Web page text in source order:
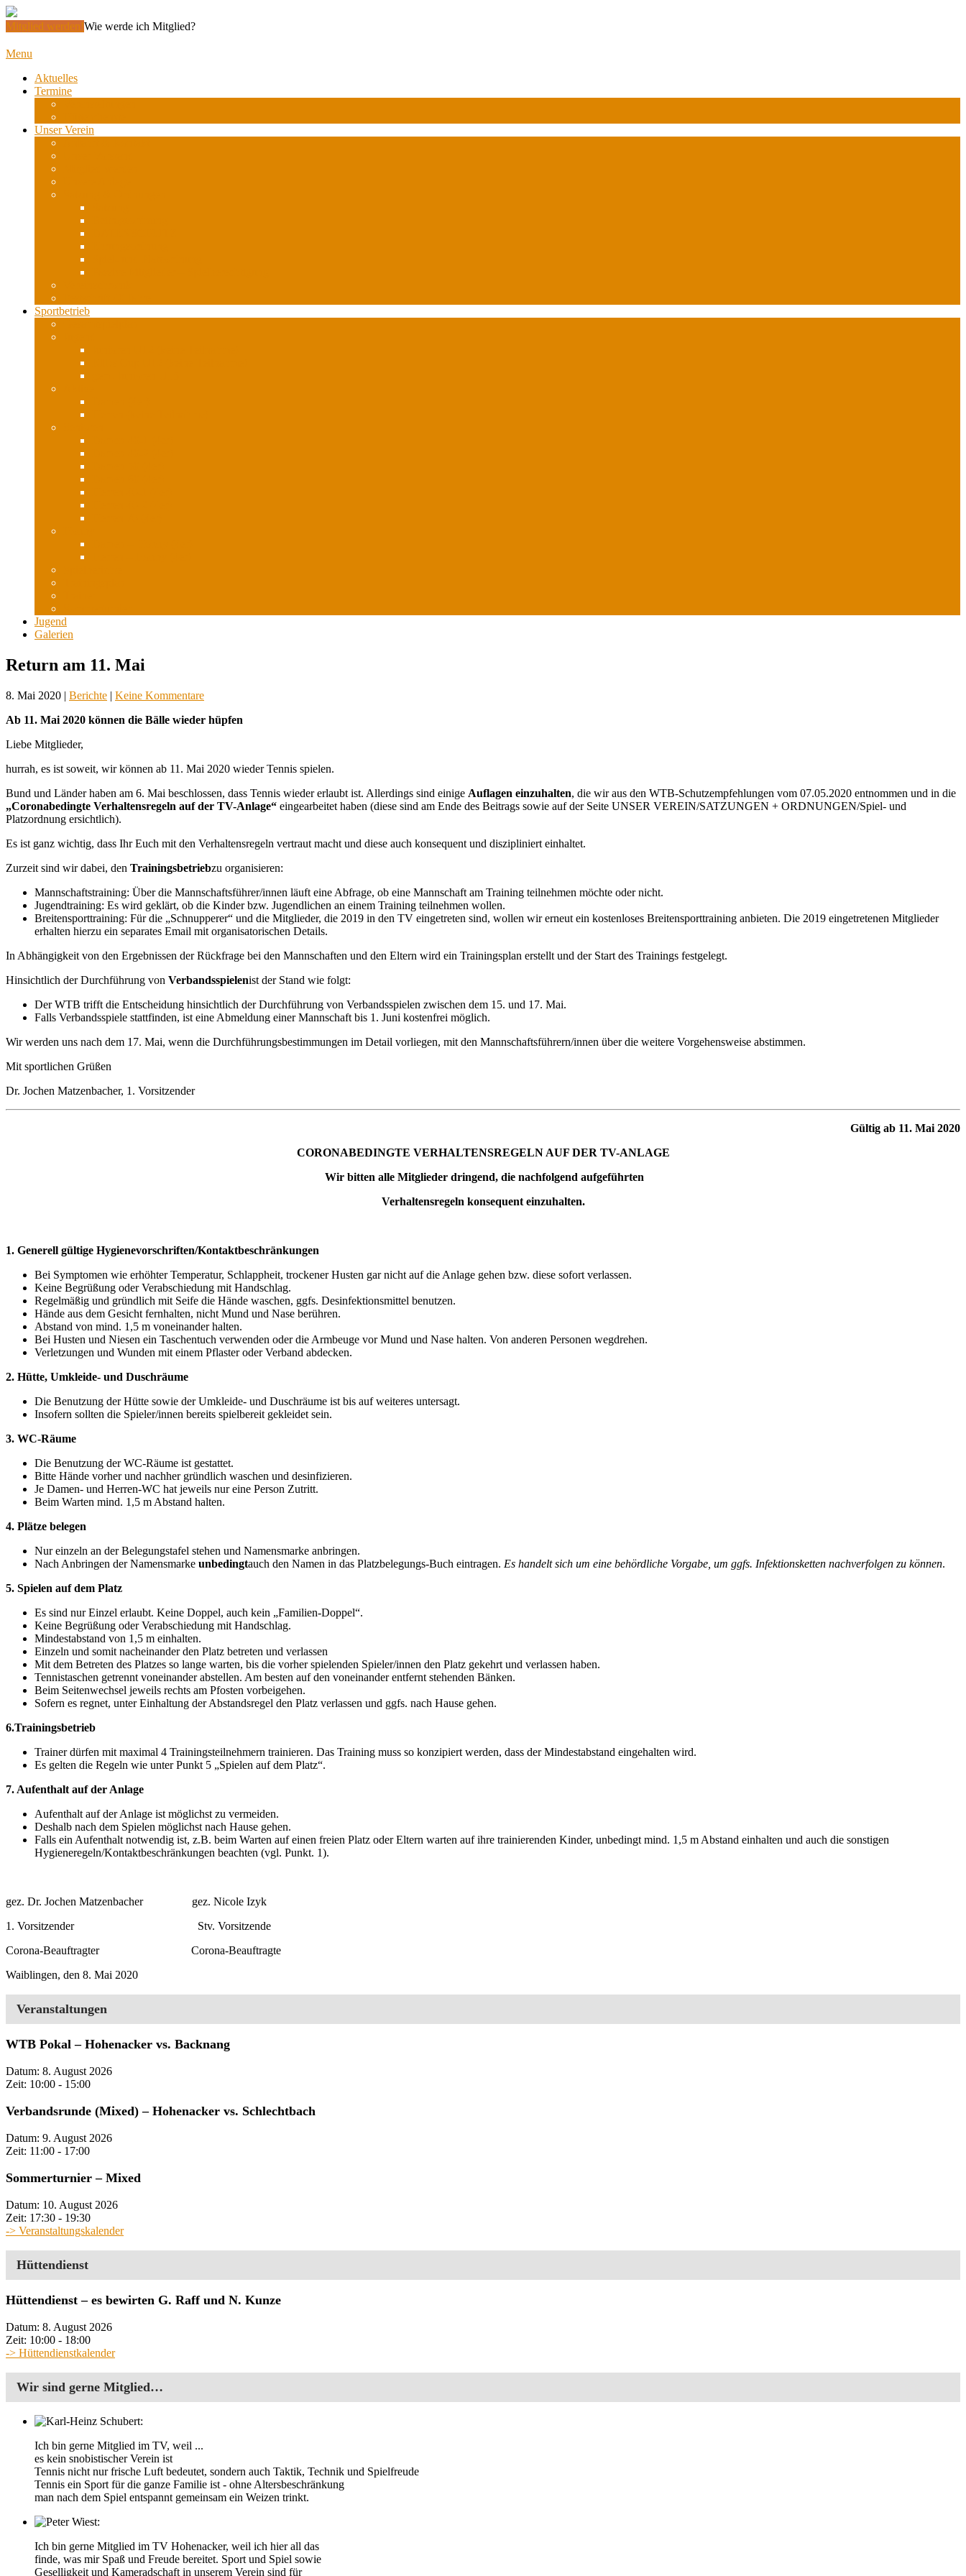
Mitglied werden!Wie werde ich Mitglied?
Menu
Aktuelles
Termine
Unser Verein
Sportbetrieb
Jugend
Galerien
Return am 11. Mai
8. Mai 2020 | Berichte | Keine Kommentare
Ab 11. Mai 2020 können die Bälle wieder hüpfen
Liebe Mitglieder,
hurrah, es ist soweit, wir können ab 11. Mai 2020 wieder Tennis spielen.
Bund und Länder haben am 6. Mai beschlossen, dass Tennis wieder erlaubt ist. Allerdings sind einige Auflagen einzuhalten, die wir aus den WTB-Schutzempfehlungen vom 07.05.2020 entnommen und in die
„Coronabedingte Verhaltensregeln auf der TV-Anlage“ eingearbeitet haben (diese sind am Ende des Beitrags sowie auf der Seite UNSER VEREIN/SATZUNGEN + ORDNUNGEN/Spiel- und
Platzordnung ersichtlich).
Es ist ganz wichtig, dass Ihr Euch mit den Verhaltensregeln vertraut macht und diese auch konsequent und diszipliniert einhaltet.
Zurzeit sind wir dabei, den Trainingsbetriebzu organisieren:
Mannschaftstraining: Über die Mannschaftsführer/innen läuft eine Abfrage, ob eine Mannschaft am Training teilnehmen möchte oder nicht.
Jugendtraining: Es wird geklärt, ob die Kinder bzw. Jugendlichen an einem Training teilnehmen wollen.
Breitensporttraining: Für die „Schnupperer“ und die Mitglieder, die 2019 in den TV eingetreten sind, wollen wir erneut ein kostenloses Breitensporttraining anbieten. Die 2019 eingetretenen Mitglieder
erhalten hierzu ein separates Email mit organisatorischen Details.
In Abhängigkeit von den Ergebnissen der Rückfrage bei den Mannschaften und den Eltern wird ein Trainingsplan erstellt und der Start des Trainings festgelegt.
Hinsichtlich der Durchführung von Verbandsspielenist der Stand wie folgt:
Der WTB trifft die Entscheidung hinsichtlich der Durchführung von Verbandsspielen zwischen dem 15. und 17. Mai.
Falls Verbandsspiele stattfinden, ist eine Abmeldung einer Mannschaft bis 1. Juni kostenfrei möglich.
Wir werden uns nach dem 17. Mai, wenn die Durchführungsbestimmungen im Detail vorliegen, mit den Mannschaftsführern/innen über die weitere Vorgehensweise abstimmen.
Mit sportlichen Grüßen
Dr. Jochen Matzenbacher, 1. Vorsitzender
Gültig ab 11. Mai 2020
CORONABEDINGTE VERHALTENSREGELN AUF DER TV-ANLAGE
Wir bitten alle Mitglieder dringend, die nachfolgend aufgeführten
Verhaltensregeln konsequent einzuhalten.
1. Generell gültige Hygienevorschriften/Kontaktbeschränkungen
Bei Symptomen wie erhöhter Temperatur, Schlappheit, trockener Husten gar nicht auf die Anlage gehen bzw. diese sofort verlassen.
Keine Begrüßung oder Verabschiedung mit Handschlag.
Regelmäßig und gründlich mit Seife die Hände waschen, ggfs. Desinfektionsmittel benutzen.
Hände aus dem Gesicht fernhalten, nicht Mund und Nase berühren.
Abstand von mind. 1,5 m voneinander halten.
Bei Husten und Niesen ein Taschentuch verwenden oder die Armbeuge vor Mund und Nase halten. Von anderen Personen wegdrehen.
Verletzungen und Wunden mit einem Pflaster oder Verband abdecken.
2. Hütte, Umkleide- und Duschräume
Die Benutzung der Hütte sowie der Umkleide- und Duschräume ist bis auf weiteres untersagt.
Insofern sollten die Spieler/innen bereits spielbereit gekleidet sein.
3. WC-Räume
Die Benutzung der WC-Räume ist gestattet.
Bitte Hände vorher und nachher gründlich waschen und desinfizieren.
Je Damen- und Herren-WC hat jeweils nur eine Person Zutritt.
Beim Warten mind. 1,5 m Abstand halten.
4. Plätze belegen
Nur einzeln an der Belegungstafel stehen und Namensmarke anbringen.
Nach Anbringen der Namensmarke unbedingtauch den Namen in das Platzbelegungs-Buch eintragen. Es handelt sich um eine behördliche Vorgabe, um ggfs. Infektionsketten nachverfolgen zu können.
5. Spielen auf dem Platz
Es sind nur Einzel erlaubt. Keine Doppel, auch kein „Familien-Doppel“.
Keine Begrüßung oder Verabschiedung mit Handschlag.
Mindestabstand von 1,5 m einhalten.
Einzeln und somit nacheinander den Platz betreten und verlassen
Mit dem Betreten des Platzes so lange warten, bis die vorher spielenden Spieler/innen den Platz gekehrt und verlassen haben.
Tennistaschen getrennt voneinander abstellen. Am besten auf den voneinander entfernt stehenden Bänken.
Beim Seitenwechsel jeweils rechts am Pfosten vorbeigehen.
Sofern es regnet, unter Einhaltung der Abstandsregel den Platz verlassen und ggfs. nach Hause gehen.
6.Trainingsbetrieb
Trainer dürfen mit maximal 4 Trainingsteilnehmern trainieren. Das Training muss so konzipiert werden, dass der Mindestabstand eingehalten wird.
Es gelten die Regeln wie unter Punkt 5 „Spielen auf dem Platz“.
7. Aufenthalt auf der Anlage
Aufenthalt auf der Anlage ist möglichst zu vermeiden.
Deshalb nach dem Spielen möglichst nach Hause gehen.
Falls ein Aufenthalt notwendig ist, z.B. beim Warten auf einen freien Platz oder Eltern warten auf ihre trainierenden Kinder, unbedingt mind. 1,5 m Abstand einhalten und auch die sonstigen
Hygieneregeln/Kontaktbeschränkungen beachten (vgl. Punkt. 1).
gez. Dr. Jochen Matzenbacher gez. Nicole Izyk
1. Vorsitzender Stv. Vorsitzende
Corona-Beauftragter Corona-Beauftragte
Waiblingen, den 8. Mai 2020
Veranstaltungen
WTB Pokal – Hohenacker vs. Backnang
Datum: 8. August 2026
Zeit: 10:00 - 15:00
Verbandsrunde (Mixed) – Hohenacker vs. Schlechtbach
Datum: 9. August 2026
Zeit: 11:00 - 17:00
Sommerturnier – Mixed
Datum: 10. August 2026
Zeit: 17:30 - 19:30
-> Veranstaltungskalender
Hüttendienst
Hüttendienst – es bewirten G. Raff und N. Kunze
Datum: 8. August 2026
Zeit: 10:00 - 18:00
-> Hüttendienstkalender
Wir sind gerne Mitglied…
Ich bin gerne Mitglied im TV, weil ...
es kein snobistischer Verein ist
Tennis nicht nur frische Luft bedeutet, sondern auch Taktik, Technik und Spielfreude
Tennis ein Sport für die ganze Familie ist - ohne Altersbeschränkung
man nach dem Spiel entspannt gemeinsam ein Weizen trinkt.
Ich bin gerne Mitglied im TV Hohenacker, weil ich hier all das
finde, was mir Spaß und Freude bereitet. Sport und Spiel sowie
Geselligkeit und Kameradschaft in unserem Verein sind für